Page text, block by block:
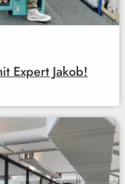
Expert Jakob!